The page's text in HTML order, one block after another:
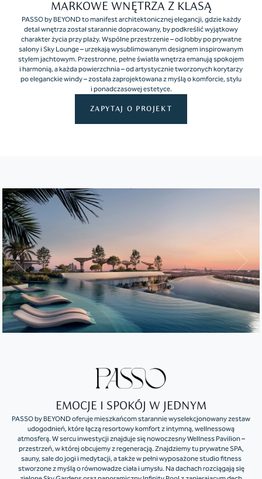
MARKOWE WNĘTRZA Z KLASĄ
PASSO by BEYOND to manifest architektonicznej elegancji, gdzie każdy
detal wnętrza został starannie dopracowany, by podkreślić wyjątkowy
charakter życia przy plaży. Wspólne przestrzenie – od lobby po prywatne
salony i Sky Lounge – urzekają wysublimowanym designem inspirowanym
stylem jachtowym. Przestronne, pełne światła wnętrza emanują spokojem
i harmonią, a każda powierzchnia – od artystycznie tworzonych korytarzy
po eleganckie windy – została zaprojektowana z myślą o komforcie, stylu
i ponadczasowej estetyce.
ZAPYTAJ O PROJEKT
EMOCJE I SPOKÓJ W JEDNYM
PASSO by BEYOND oferuje mieszkańcom starannie wyselekcjonowany zestaw
udogodnień, które łączą resortowy komfort z intymną, wellnessową
atmosferą. W sercu inwestycji znajduje się nowoczesny Wellness Pavilion –
przestrzeń, w której obcujemy z regeneracją. Znajdziemy tu prywatne SPA,
sauny, sale do jogi i medytacji, a także w pełni wyposażone studio fitness
stworzone z myślą o równowadze ciała i umysłu. Na dachach rozciągają się